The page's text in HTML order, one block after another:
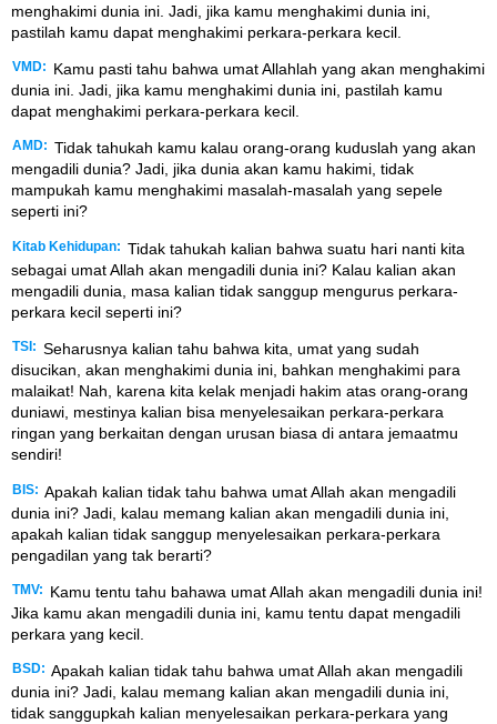
menghakimi dunia ini. Jadi, jika kamu menghakimi dunia ini,
pastilah kamu dapat menghakimi perkara-perkara kecil.
VMD:
Kamu pasti tahu bahwa umat Allahlah yang akan menghakimi
dunia ini. Jadi, jika kamu menghakimi dunia ini, pastilah kamu
dapat menghakimi perkara-perkara kecil.
AMD: Tidak tahukah kamu kalau orang-orang kuduslah yang akan
mengadili dunia? Jadi, jika dunia akan kamu hakimi, tidak
mampukah kamu menghakimi masalah-masalah yang sepele
seperti ini?
Kitab Kehidupan: Tidak tahukah kalian bahwa suatu hari nanti kita
sebagai umat Allah akan mengadili dunia ini? Kalau kalian akan
mengadili dunia, masa kalian tidak sanggup mengurus perkara-
perkara kecil seperti ini?
TSI: Seharusnya kalian tahu bahwa kita, umat yang sudah
disucikan, akan menghakimi dunia ini, bahkan menghakimi para
malaikat! Nah, karena kita kelak menjadi hakim atas orang-orang
duniawi, mestinya kalian bisa menyelesaikan perkara-perkara
ringan yang berkaitan dengan urusan biasa di antara jemaatmu
sendiri!
BIS: Apakah kalian tidak tahu bahwa umat Allah akan mengadili
dunia ini? Jadi, kalau memang kalian akan mengadili dunia ini,
apakah kalian tidak sanggup menyelesaikan perkara-perkara
pengadilan yang tak berarti?
TMV:
Kamu tentu tahu bahawa umat Allah akan mengadili dunia ini!
Jika kamu akan mengadili dunia ini, kamu tentu dapat mengadili
perkara yang kecil.
BSD: Apakah kalian tidak tahu bahwa umat Allah akan mengadili
dunia ini? Jadi, kalau memang kalian akan mengadili dunia ini,
tidak sanggupkah kalian menyelesaikan perkara-perkara yang